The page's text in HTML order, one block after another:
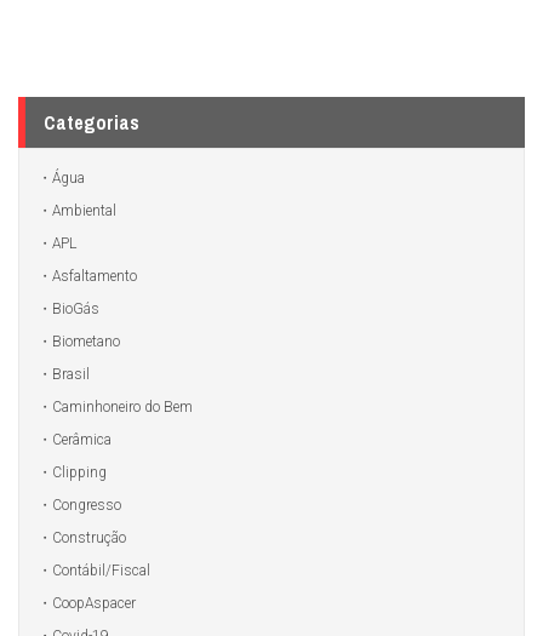
Categorias
Água
Ambiental
APL
Asfaltamento
BioGás
Biometano
Brasil
Caminhoneiro do Bem
Cerâmica
Clipping
Congresso
Construção
Contábil/Fiscal
CoopAspacer